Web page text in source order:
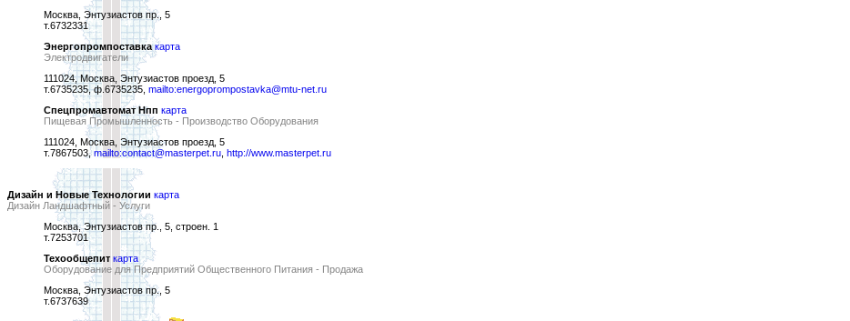
Москва, Энтузиастов пр., 5
т.6732331
Энергопромпоставка карта
Электродвигатели
111024, Москва, Энтузиастов проезд, 5
т.6735235, ф.6735235, mailto:energoprompostavka@mtu-net.ru
Спецпромавтомат Нпп карта
Пищевая Промышленность - Производство Оборудования
111024, Москва, Энтузиастов проезд, 5
т.7867503,mailto:contact@masterpet.ru http://www.masterpet.ru
Дизайн и Новые Технологии карта
Дизайн Ландшафтный - Услуги
Москва, Энтузиастов пр., 5, строен. 1
т.7253701
Техообщепит карта
Оборудование для Предприятий Общественного Питания - Продажа
Москва, Энтузиастов пр., 5
т.6737639